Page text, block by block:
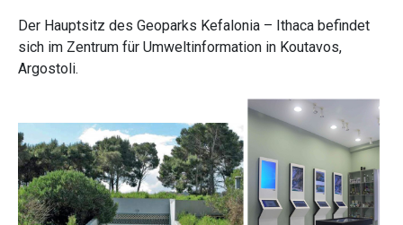
Der Hauptsitz des Geoparks Kefalonia – Ithaca befindet
sich im Zentrum für Umweltinformation in Koutavos,
Argostoli.